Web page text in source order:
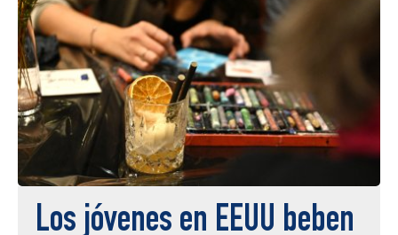
Los jóvenes en EEUU beben